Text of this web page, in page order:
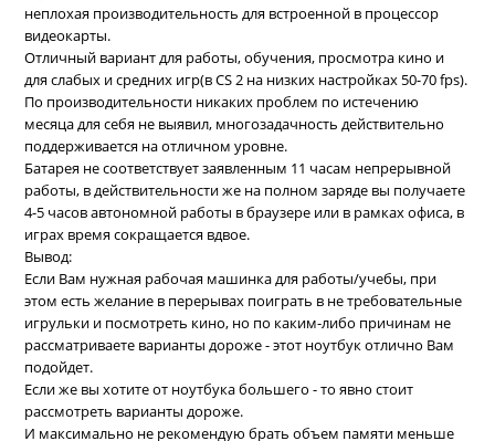
неплохая производительность для встроенной в процессор
видеокарты.
Отличный вариант для работы, обучения, просмотра кино и
для слабых и средних игр(в CS 2 на низких настройках 50-70 fps).
По производительности никаких проблем по истечению
месяца для себя не выявил, многозадачность действительно
поддерживается на отличном уровне.
Батарея не соответствует заявленным 11 часам непрерывной
работы, в действительности же на полном заряде вы получаете
4-5 часов автономной работы в браузере или в рамках офиса, в
играх время сокращается вдвое.
Вывод:
Если Вам нужная рабочая машинка для работы/учебы, при
этом есть желание в перерывах поиграть в не требовательные
игрульки и посмотреть кино, но по каким-либо причинам не
рассматриваете варианты дороже - этот ноутбук отлично Вам
подойдет.
Если же вы хотите от ноутбука большего - то явно стоит
рассмотреть варианты дороже.
И максимально не рекомендую брать объем памяти меньше